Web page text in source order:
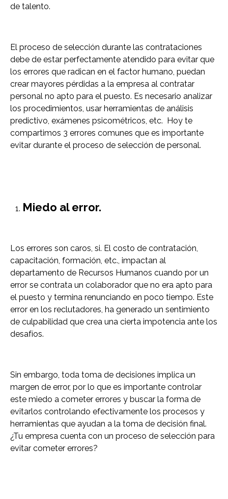
de talento.
El proceso de selección durante las contrataciones
debe de estar perfectamente atendido para evitar que
los errores que radican en el factor humano, puedan
crear mayores pérdidas a la empresa al contratar
personal no apto para el puesto. Es necesario analizar
los procedimientos, usar herramientas de análisis
predictivo, exámenes psicométricos, etc. Hoy te
compartimos 3 errores comunes que es importante
evitar durante el proceso de selección de personal.
Miedo al error.
Los errores son caros, si. El costo de contratación,
capacitación, formación, etc., impactan al
departamento de Recursos Humanos cuando por un
error se contrata un colaborador que no era apto para
el puesto y termina renunciando en poco tiempo. Este
error en los reclutadores, ha generado un sentimiento
de culpabilidad que crea una cierta impotencia ante los
desafíos.
Sin embargo, toda toma de decisiones implica un
margen de error, por lo que es importante controlar
este miedo a cometer errores y buscar la forma de
evitarlos controlando efectivamente los procesos y
herramientas que ayudan a la toma de decisión final.
¿Tu empresa cuenta con un proceso de selección para
evitar cometer errores?